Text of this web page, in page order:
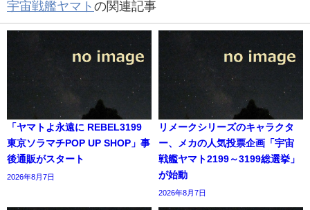
宇宙戦艦ヤマト の関連記事
「ヤマトよ永遠に REBEL3199
東京ソラマチPOP UP SHOP」事
後通販がスタート
2026年8月7日
リメークシリーズのキャラクタ
ー、メカの人気投票企画「宇宙
戦艦ヤマト2199～3199総選挙」
が始動
2026年8月7日